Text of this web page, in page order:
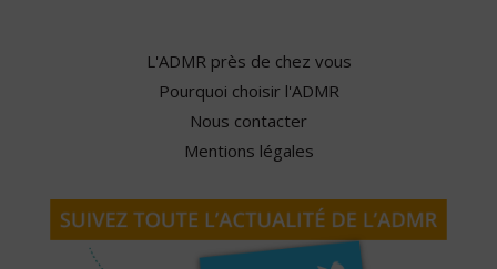
L'ADMR près de chez vous
Pourquoi choisir l'ADMR
Nous contacter
Mentions légales